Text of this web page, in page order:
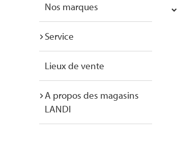
Nos marques
Service
Lieux de vente
A propos des magasins
LANDI